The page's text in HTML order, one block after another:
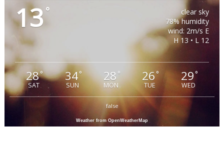
13°
clear sky
78% humidity
wind: 2m/s E
H 13 • L 12
28°
SAT
34°
SUN
28 °
MON
26°
TUE
29°
WED
false
Weather from OpenWeatherMap